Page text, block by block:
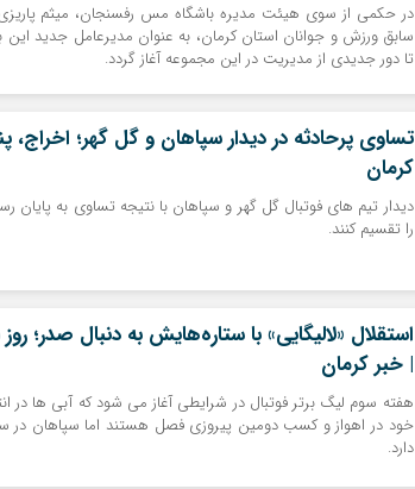
در حکمی از سوی هیئت مدیره باشگاه مس رفسنجان، میثم
سابق ورزش و جوانان استان کرمان، به عنوان مدیرعامل جدید
تا دور جدیدی از مدیریت در این مجموعه آغاز گردد.
تساوی پرحادثه در دیدار سپاهان و گل گهر؛ اخراج،
کرمان
دیدار تیم های فوتبال گل گهر و سپاهان با نتیجه تساوی به پایان
را تقسیم کنند.
استقلال «لالیگایی» با ستاره‌هایش به دنبال صدر؛
| خبر کرمان
هفته سوم لیگ برتر فوتبال در شرایطی آغاز می شود که آبی ها در
خود در اهواز و کسب دومین پیروزی فصل هستند اما سپاهان در
دارد.